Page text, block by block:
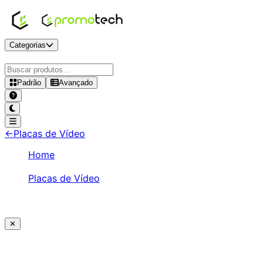
Categorias
Padrão Avançado
ARC A750
←Placas de Vídeo
Home
Placas de Vídeo
✕